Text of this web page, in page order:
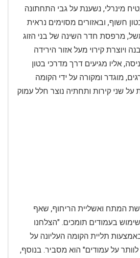
מינרלי, נשענת על גבי התחתונה
חשוף, ובאזורים מסוימים נראית
מרפסת חדר השינה של בני הזוג
ויוצרת קירוי מעל אזור הירידה
אליו מגיעים דרך מדרכי בטון
מוגדר ומקורה על ידי הקומה
על שני קירות ותחתיה נוצר חלל עמוק
המתח ואשליית הריחוף, שאף
בעמודים תומכים. "הצלחנו
תליית הקומה העליונה על
לוותר על עמודים" הוא מסביר. בנוסף,